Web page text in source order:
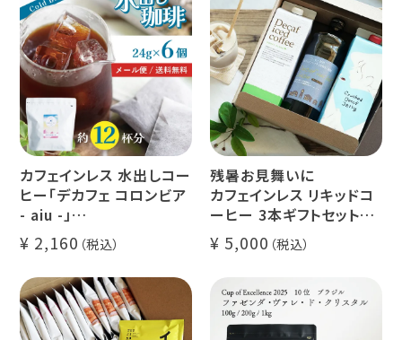
カフェインレス 水出しコー
ヒー「デカフェ コロンビア
- aiu -」
24g×6個（約12杯分）
マウンテンウォータープロ
セス カフェインレスコーヒ
ー豆100%使用 メール便
でお届け
2,160
残暑お見舞いに
カフェインレス リキッドコ
ーヒー 3本ギフトセット
クラッシュド デカフェ ゼリ
ー 1本
デカフェ オレベース【無
糖】1本
デカフェ アイスコーヒー 1
5,000